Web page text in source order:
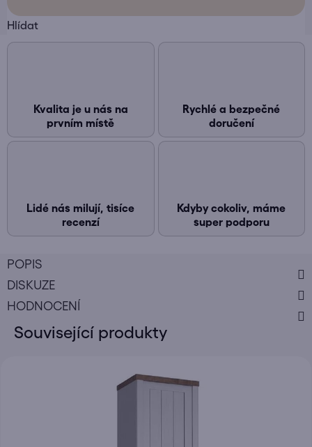
Hlídat
Kvalita je u nás na
prvním místě
Rychlé a bezpečné
doručení
Lidé nás milují, tisíce
recenzí
Kdyby cokoliv, máme
super podporu
POPIS
DISKUZE
HODNOCENÍ
Související produkty